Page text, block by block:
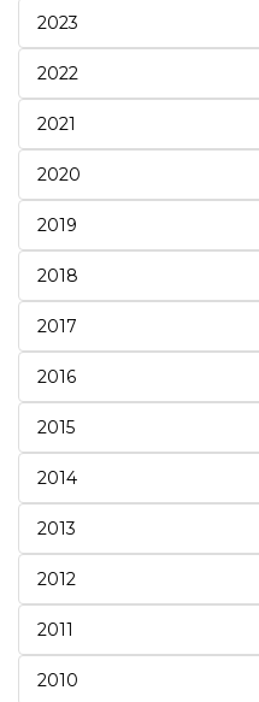
2023
2022
2021
2020
2019
2018
2017
2016
2015
2014
2013
2012
2011
2010